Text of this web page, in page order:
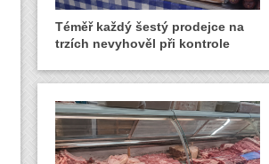
Téměř každý šestý prodejce na
trzích nevyhověl při kontrole